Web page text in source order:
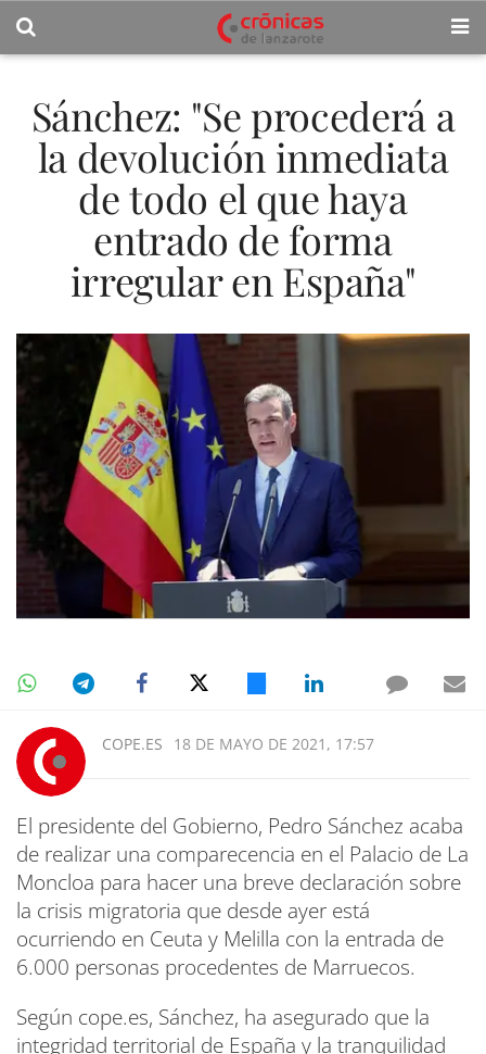
Sánchez: "Se procederá a
la devolución inmediata
de todo el que haya
entrado de forma
irregular en España"
COPE.ES 18 DE MAYO DE 2021, 17:57
El presidente del Gobierno, Pedro Sánchez acaba
de realizar una comparecencia en el Palacio de La
Moncloa para hacer una breve declaración sobre
la crisis migratoria que desde ayer está
ocurriendo en Ceuta y Melilla con la entrada de
6.000 personas procedentes de Marruecos.
Según cope.es, Sánchez, ha asegurado que la
integridad territorial de España y la tranquilidad